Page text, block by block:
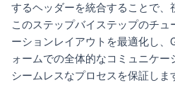
するヘッダーを統合することで、
このステップバイステップのチ
ーションレイアウトを最適化し
ォームでの全体的なコミュニケ
シームレスなプロセスを保証しま